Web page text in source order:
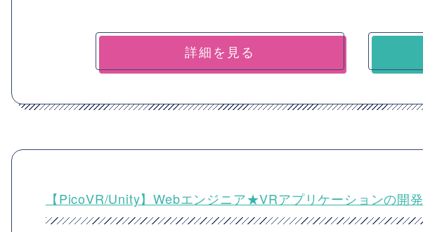
詳細を見る
【PicoVR/Unity】Webエンジニア★VRアプリケーションの開発